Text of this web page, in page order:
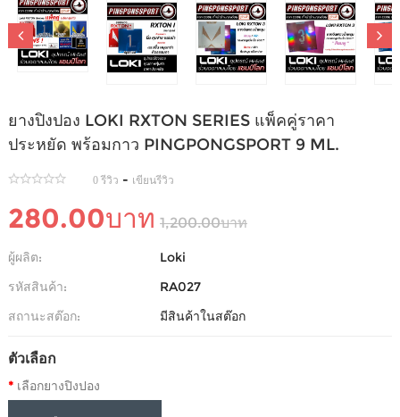
ยางปิงปอง LOKI RXTON SERIES แพ็คคู่ราคา
ประหยัด พร้อมกาว PINGPONGSPORT 9 ML.
0 รีวิว - เขียนรีวิว
280.00บาท 1,200.00บาท
ผู้ผลิต:
Loki
รหัสสินค้า:
RA027
สถานะสต๊อก:
มีสินค้าในสต๊อก
ตัวเลือก
เลือกยางปิงปอง